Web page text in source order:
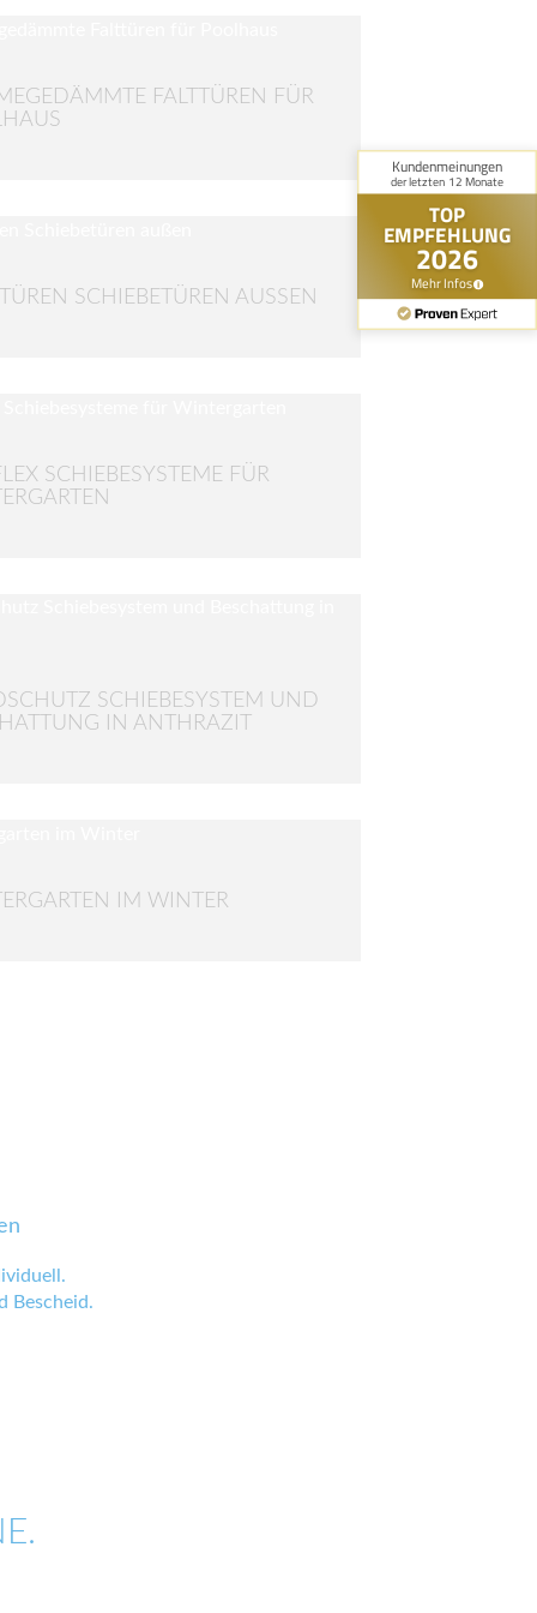
FALTTÜREN FÜR
SCHIEBETÜREN AUSSEN
SCHIEBESYSTEME FÜR
SCHIEBESYSTEM UND
IN ANTHRAZIT
IM WINTER
Bescheid.